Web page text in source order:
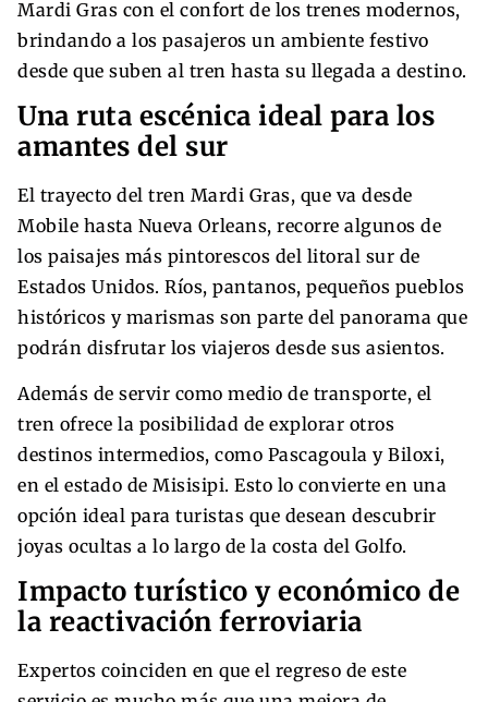
Mardi Gras con el confort de los trenes modernos,
brindando a los pasajeros un ambiente festivo
desde que suben al tren hasta su llegada a destino.
Una ruta escénica ideal para los
amantes del sur
El trayecto del tren Mardi Gras, que va desde
Mobile hasta Nueva Orleans, recorre algunos de
los paisajes más pintorescos del litoral sur de
Estados Unidos. Ríos, pantanos, pequeños pueblos
históricos y marismas son parte del panorama que
podrán disfrutar los viajeros desde sus asientos.
Además de servir como medio de transporte, el
tren ofrece la posibilidad de explorar otros
destinos intermedios, como Pascagoula y Biloxi,
en el estado de Misisipi. Esto lo convierte en una
opción ideal para turistas que desean descubrir
joyas ocultas a lo largo de la costa del Golfo.
Impacto turístico y económico de
la reactivación ferroviaria
Expertos coinciden en que el regreso de este